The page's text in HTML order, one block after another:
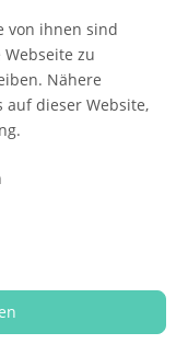
von ihnen sind
zu
Nähere
auf dieser Website,